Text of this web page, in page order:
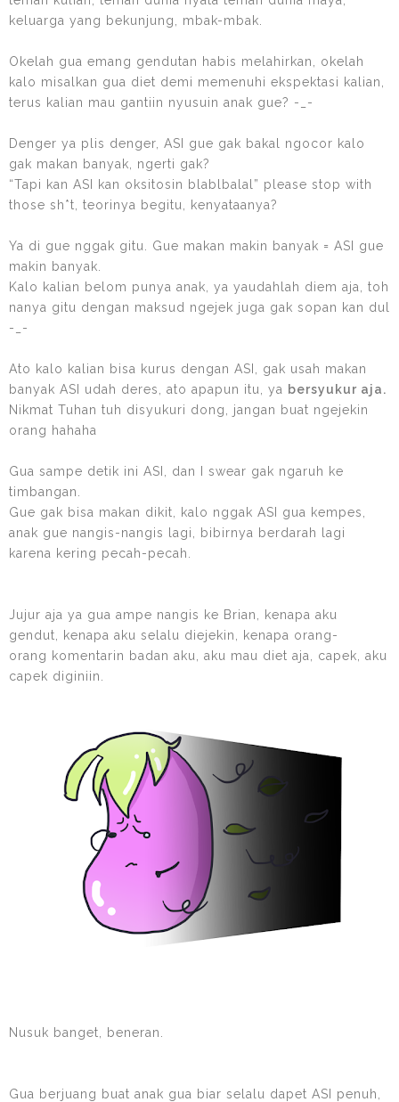
keluarga yang bekunjung, mbak-mbak.
Okelah gua emang gendutan habis melahirkan, okelah
kalo misalkan gua diet demi memenuhi ekspektasi kalian,
terus kalian mau gantiin nyusuin anak gue? -_-
Denger ya plis denger, ASI gue gak bakal ngocor kalo
gak makan banyak, ngerti gak?
“Tapi kan ASI kan oksitosin blablbalal” please stop with
those sh*t, teorinya begitu, kenyataanya?
Ya di gue nggak gitu. Gue makan makin banyak = ASI gue
makin banyak.
Kalo kalian belom punya anak, ya yaudahlah diem aja, toh
nanya gitu dengan maksud ngejek juga gak sopan kan dul
-_-
Ato kalo kalian bisa kurus dengan ASI, gak usah makan
banyak ASI udah deres, ato apapun itu, ya bersyukur aja.
Nikmat Tuhan tuh disyukuri dong, jangan buat ngejekin
orang hahaha
Gua sampe detik ini ASI, dan I swear gak ngaruh ke
timbangan.
Gue gak bisa makan dikit, kalo nggak ASI gua kempes,
anak gue nangis-nangis lagi, bibirnya berdarah lagi
karena kering pecah-pecah.
Jujur aja ya gua ampe nangis ke Brian, kenapa aku
gendut, kenapa aku selalu diejekin, kenapa orang-
orang komentarin badan aku, aku mau diet aja, capek, aku
capek diginiin.
Nusuk banget, beneran.
Gua berjuang buat anak gua biar selalu dapet ASI penuh,